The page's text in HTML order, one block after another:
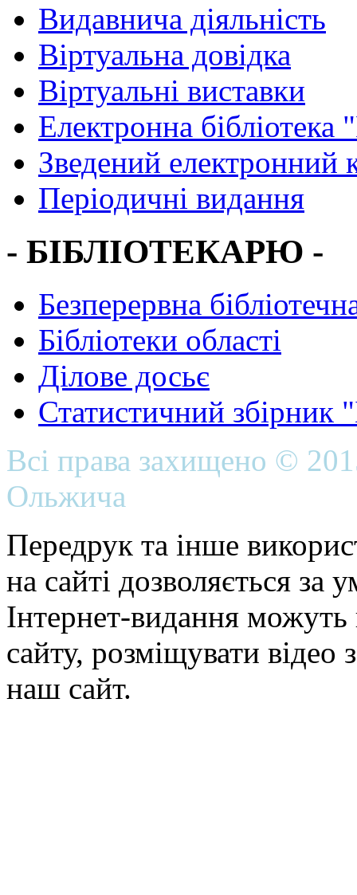
Видавнича діяльність
Віртуальна довідка
Віртуальні виставки
Електронна
Зведений електронний
Періодичні видання
- БІБЛІОТЕКАРЮ -
Безперервна
Бібліотеки області
Ділове досьє
Статистичний
Всі права захищено ©
Ольжича
Передрук та інше
на сайті дозволяється
Інтернет-видання можуть
сайту, розміщувати відео
наш сайт.